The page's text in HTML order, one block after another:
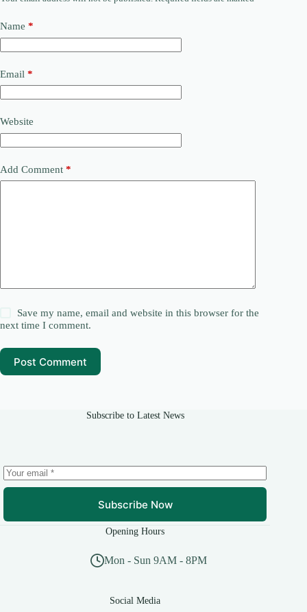
Name *
Email *
Website
Add Comment *
Save my name, email and website in this browser for the
next time I comment.
Post Comment
Subscribe to Latest News
Subscribe Now
Opening Hours
Mon - Sun 9AM - 8PM
Social Media